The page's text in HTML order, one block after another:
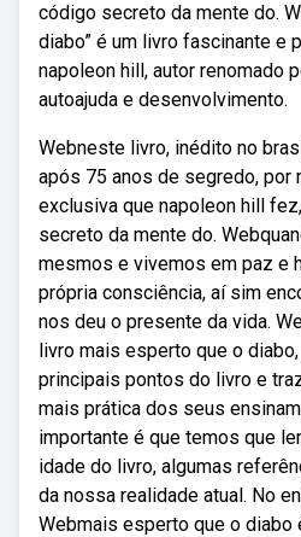
código secreto da mente do.
diabo” é um livro fascinante e
napoleon hill, autor renomado
autoajuda e desenvolvimento.
Webneste livro, inédito no
após 75 anos de segredo,
exclusiva que napoleon hill
secreto da mente do.
mesmos e vivemos em paz e
própria consciência, aí sim
nos deu o presente da vida.
livro mais esperto que o
principais pontos do livro e
mais prática dos seus
importante é que temos que
idade do livro, algumas
da nossa realidade atual. No
Webmais esperto que o diabo